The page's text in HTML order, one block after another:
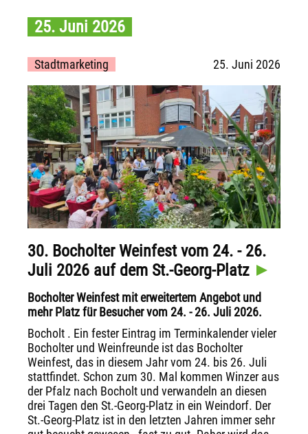
25. Juni 2026
Stadtmarketing 25. Juni 2026
30. Bocholter Weinfest vom 24. - 26.
Juli 2026 auf dem St.-Georg-Platz
Bocholter Weinfest mit erweitertem Angebot und
mehr Platz für Besucher vom 24. - 26. Juli 2026.
Bocholt . Ein fester Eintrag im Terminkalender vieler
Bocholter und Weinfreunde ist das Bocholter
Weinfest, das in diesem Jahr vom 24. bis 26. Juli
stattfindet. Schon zum 30. Mal kommen Winzer aus
der Pfalz nach Bocholt und verwandeln an diesen
drei Tagen den St.-Georg-Platz in ein Weindorf. Der
St.-Georg-Platz ist in den letzten Jahren immer sehr